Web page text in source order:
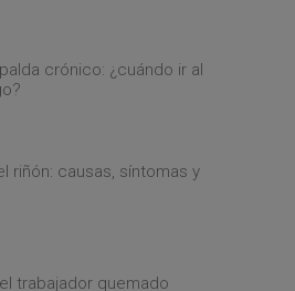
crónico: ¿cuándo ir al
riñón: causas, síntomas y
trabajador quemado